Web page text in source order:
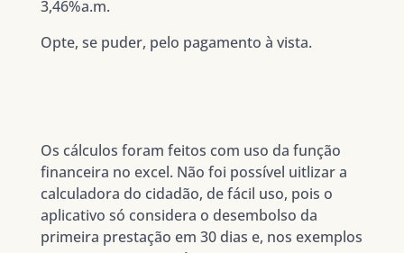
3,46%a.m.
Opte, se puder, pelo pagamento à vista.
Os cálculos foram feitos com uso da função
financeira no excel. Não foi possível uitlizar a
calculadora do cidadão, de fácil uso, pois o
aplicativo só considera o desembolso da
primeira prestação em 30 dias e, nos exemplos